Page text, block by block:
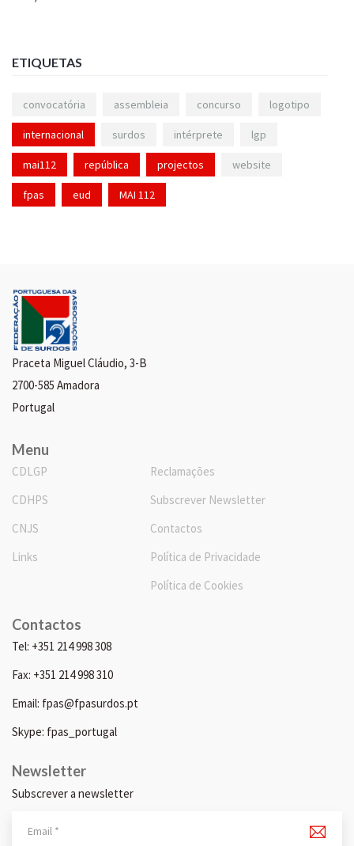
ETIQUETAS
convocatória assembleia concurso logotipo
internacional surdos intérprete lgp
mai112 república projectos website
fpas eud MAI 112
Praceta Miguel Cláudio, 3-B
2700-585 Amadora
Portugal
Menu
CDLGP
CDHPS
CNJS
Links
Reclamações
Subscrever Newsletter
Contactos
Política de Privacidade
Política de Cookies
Contactos
Tel: +351 214 998 308
Fax: +351 214 998 310
Email: fpas@fpasurdos.pt
Skype: fpas_portugal
Newsletter
Subscrever a newsletter